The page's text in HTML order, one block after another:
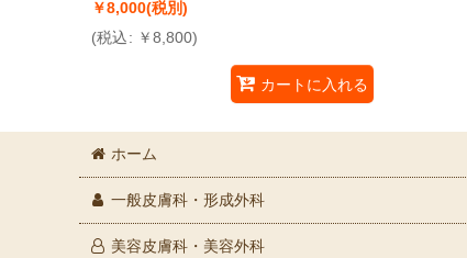
￥8,000(税別)
(税込: ￥8,800)
カートに入れる
ホーム
一般皮膚科・形成外科
美容皮膚科・美容外科